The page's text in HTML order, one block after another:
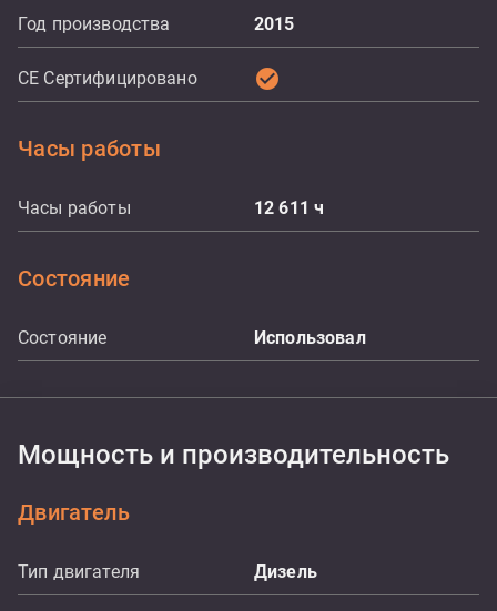
Год производства 2015
CE Сертифицировано check_circle
Часы работы
Часы работы 12 611ч
Состояние
Состояние Использовал
Мощность и производительность
Двигатель
Тип двигателя Дизель